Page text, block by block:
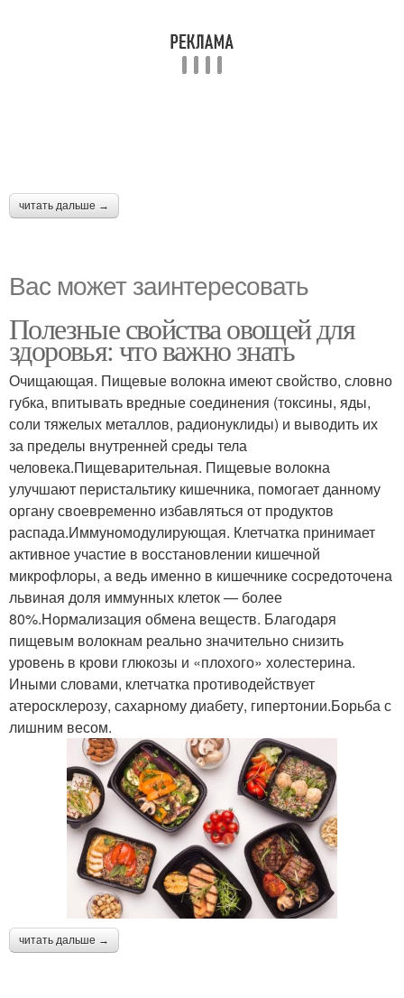
читать дальше →
Вас может заинтересовать
Полезные свойства овощей для
здоровья: что важно знать
Очищающая. Пищевые волокна имеют свойство, словно
губка, впитывать вредные соединения (токсины, яды,
соли тяжелых металлов, радионуклиды) и выводить их
за пределы внутренней среды тела
человека.Пищеварительная. Пищевые волокна
улучшают перистальтику кишечника, помогает данному
органу своевременно избавляться от продуктов
распада.Иммуномодулирующая. Клетчатка принимает
активное участие в восстановлении кишечной
микрофлоры, а ведь именно в кишечнике сосредоточена
львиная доля иммунных клеток — более
80%.Нормализация обмена веществ. Благодаря
пищевым волокнам реально значительно снизить
уровень в крови глюкозы и «плохого» холестерина.
Иными словами, клетчатка противодействует
атеросклерозу, сахарному диабету, гипертонии.Борьба с
лишним весом.
читать дальше →